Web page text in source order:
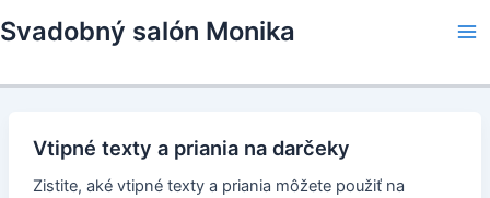
to
Svadobný salón Monika
Vtipné texty a priania na darčeky
Zistite, aké vtipné texty a priania môžete použiť na